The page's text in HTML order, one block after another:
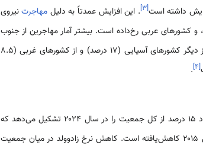
[۳]. این افزایش عمدتاً به دلیل مهاجرتنیروی
و کشورهای عربی رخ‌داده است. بیشتر آمار مهاجرین از جنوب
آسیا (58 درصد)، سپس از دیگر کشورهای آسیایی (17 درصد) و از کشورهای غربی (8.5
[۴]
.
جمعیت بومی اماراتی حدود ۱۵ درصد از کل جمعیت را در سال ۲۰۲۴ تشکیل می‌دهد که
نسبت به ۲۰ درصد در سال ۲۰۱۵ کاهش‌یافته است. کاهش نرخ زادوولد در میان جمعیت